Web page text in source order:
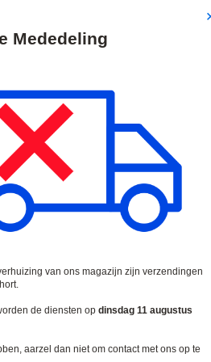
Verzendingen worden op dinsdag